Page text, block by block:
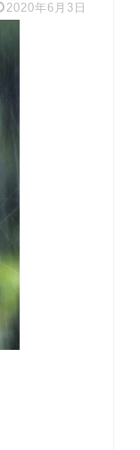
2020年6月3日